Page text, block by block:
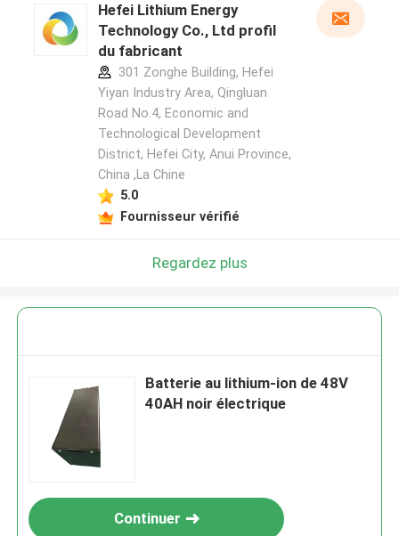
Hefei Lithium Energy
Technology Co., Ltd profil
du fabricant
301 Zonghe Building, Hefei
Yiyan Industry Area, Qingluan
Road No.4, Economic and
Technological Development
District, Hefei City, Anui Province,
China ,La Chine
5.0
Fournisseur vérifié
Regardez plus
Batterie au lithium-ion de 48V
40AH noir électrique
Continuer